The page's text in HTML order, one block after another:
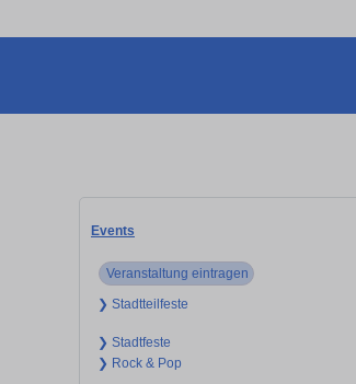
Events
Veranstaltung eintragen
❯ Stadtteilfeste
❯ Stadtfeste
❯ Rock & Pop